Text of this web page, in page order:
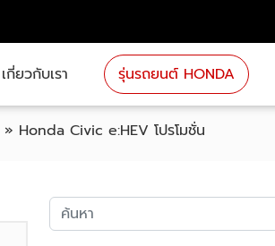
เกี่ยวกับเรา รุ่นรถยนต์ HONDA
» Honda Civic e:HEV โปรโมชั่น